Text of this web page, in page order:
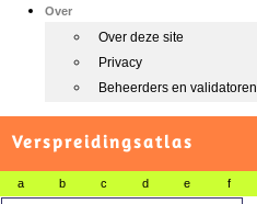
Over
Over deze site
Privacy
Beheerders en validatoren
Verspreidingsatlas
a b c d e f